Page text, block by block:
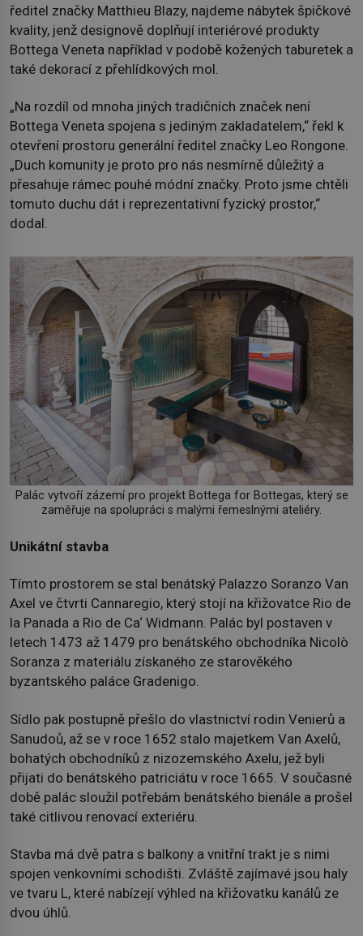
ředitel značky Matthieu Blazy, najdeme nábytek špičkové
kvality, jenž designově doplňují interiérové produkty
Bottega Veneta například v podobě kožených taburetek a
také dekorací z přehlídkových mol.
„Na rozdíl od mnoha jiných tradičních značek není
Bottega Veneta spojena s jediným zakladatelem,“ řekl k
otevření prostoru generální ředitel značky Leo Rongone.
„Duch komunity je proto pro nás nesmírně důležitý a
přesahuje rámec pouhé módní značky. Proto jsme chtěli
tomuto duchu dát i reprezentativní fyzický prostor,“
dodal.
Palác vytvoří zázemí pro projekt Bottega for Bottegas, který se
zaměřuje na spolupráci s malými řemeslnými ateliéry.
Unikátní stavba
Tímto prostorem se stal benátský Palazzo Soranzo Van
Axel ve čtvrti Cannaregio, který stojí na křižovatce Rio de
la Panada a Rio de Ca‘ Widmann. Palác byl postaven v
letech 1473 až 1479 pro benátského obchodníka Nicolò
Soranza z materiálu získaného ze starověkého
byzantského paláce Gradenigo.
Sídlo pak postupně přešlo do vlastnictví rodin Venierů a
Sanudoů, až se v roce 1652 stalo majetkem Van Axelů,
bohatých obchodníků z nizozemského Axelu, jež byli
přijati do benátského patriciátu v roce 1665. V současné
době palác sloužil potřebám benátského bienále a prošel
také citlivou renovací exteriéru.
Stavba má dvě patra s balkony a vnitřní trakt je s nimi
spojen venkovními schodišti. Zvláště zajímavé jsou haly
ve tvaru L, které nabízejí výhled na křižovatku kanálů ze
dvou úhlů.